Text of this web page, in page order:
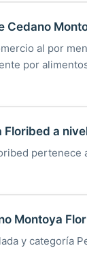
Cedano
al por
por
a
pertenece
Montoya
y categoría